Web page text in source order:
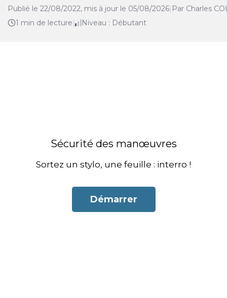
Publié le 22/08/2022, mis à jour le 05/08/2026| Par Charles
1 min de lecture| Niveau : Débutant
Sécurité des manœuvres
Sortez un stylo, une feuille : interro !